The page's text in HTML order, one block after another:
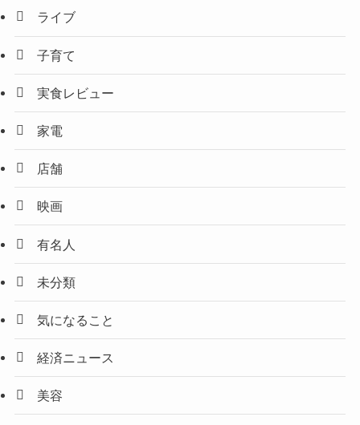
ライブ
子育て
実食レビュー
家電
店舗
映画
有名人
未分類
気になること
経済ニュース
美容